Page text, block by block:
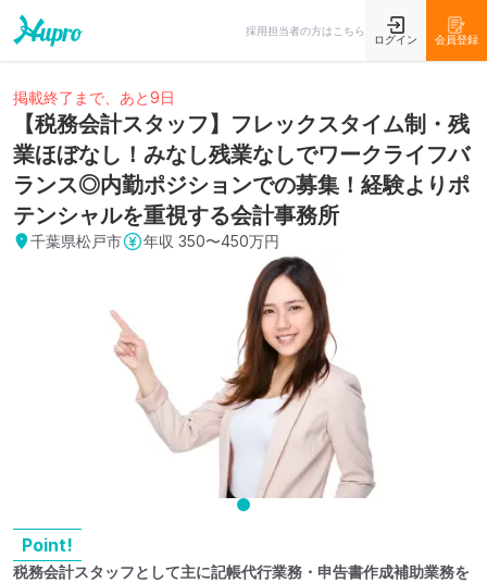
採用担当者の方はこちら
ログイン 会員登録
掲載終了まで、あと9日
【税務会計スタッフ】フレックスタイム制・残
業ほぼなし！みなし残業なしでワークライフバ
ランス◎内勤ポジションでの募集！経験よりポ
テンシャルを重視する会計事務所
千葉県松戸市 年収 350〜450万円
Point!
税務会計スタッフとして主に記帳代行業務・申告書作成補助業務を